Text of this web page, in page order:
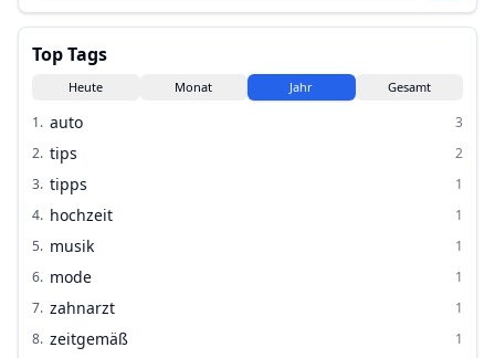
Top Tags
Heute Monat Jahr Gesamt
1. auto
3
2. tips
2
3. tipps
1
4. hochzeit
1
5. musik
1
6. mode
1
7. zahnarzt
1
8. zeitgemäß
1